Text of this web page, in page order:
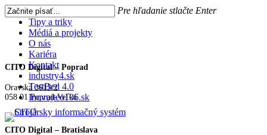
Skip
to
main
content
Tipy a triky
Médiá a projekty
O nás
Kariéra
Kontakt
industry4.sk
TestBed 4.0
Inovujteo106.sk
Pre hľadanie stlačte Enter
Close
Search
CITO Digital – Poprad
Oravská 3613/2
058 01 Poprad-Veľká
CITO Digital – Bratislava